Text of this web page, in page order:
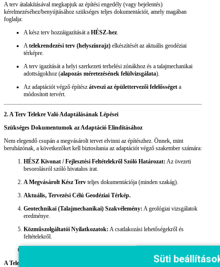
A terv átalakításával megkapjuk az építési engedély (vagy bejelentés)
kérelmezéséhez/benyújtásához szükséges teljes dokumentációt, amely magában
foglalja:
A kész terv hozzáigazítását a HÉSZ-hez.
Atelekrendezési terv (helyszínrajz) elkészítését az aktuális geodéziai
térképre.
A terv igazítását a helyi szerkezeti terhelési zónákhoz és a talajmechanikai
adottságokhoz (alapozás méretezésének felülvizsgálata).
Az adaptációt végző építész átveszi az épülettervezői felelősséget a
módosított tervért.
2. A Terv Telekre Való Adaptálásának Lépései
Szükséges Dokumentumok az Adaptáció Elindításához
Nem elegendő csupán a megvásárolt tervet elvinni az építészhez. Önnek, mint
beruházónak, a következőket kell biztosítania az adaptációt végző szakember számára:
HÉSZ Kivonat / Fejlesztési Feltételekről Szóló Határozat: Az övezeti
besorolásról szóló hivatalos irat.
A Megvásárolt Kész Terv teljes dokumentációja (minden szakág).
Aktuális, Tervezési Célú Geodéziai Térkép.
Geotechnikai (Talajmechanikai) Szakvélemény: A geológiai vizsgálatok
eredménye.
Közműszolgáltatói Nyilatkozatok: A csatlakozási lehetőségekről és
feltételekről.
A Telekre Való Illesztés Kulcslépései
Süti